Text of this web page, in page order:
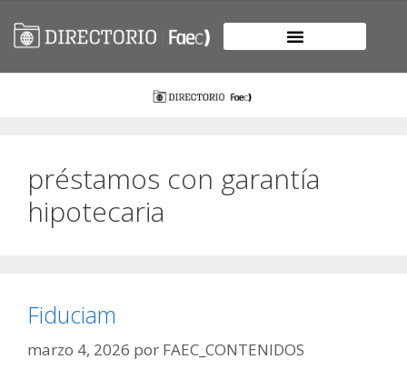
préstamos con garantía
hipotecaria
Fiduciam
marzo 4, 2026 por FAEC_CONTENIDOS